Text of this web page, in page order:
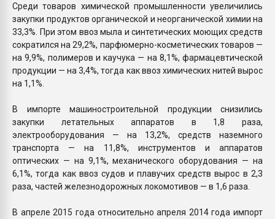
Среди товаров химической промышленности увеличились
закупки продуктов органической и неорганической химии на
33,3%. При этом ввоз мыла и синтетических моющих средств
сократился на 29,2%, парфюмерно-косметических товаров —
на 9,9%, полимеров и каучука — на 8,1%, фармацевтической
продукции — на 3,4%, тогда как ввоз химических нитей вырос
на 1,1%.
В импорте машиностроительной продукции снизились
закупки летательных аппаратов в 1,8 раза,
электрооборудования — на 13,2%, средств наземного
транспорта — на 11,8%, инструментов и аппаратов
оптических — на 9,1%, механического оборудования — на
6,1%, тогда как ввоз судов и плавучих средств вырос в 2,3
раза, частей железнодорожных локомотивов — в 1,6 раза.
В апреле 2015 года относительно апреля 2014 года импорт